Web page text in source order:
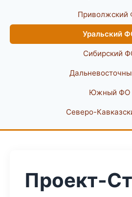
Приволжский
Уральский
Сибирский
Южный ФО
Северо-
Проект-